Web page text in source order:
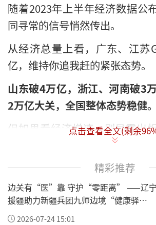
随着2023年上半年经济数据公
同寻常的信号悄然传出。
从经济总量上看，广东、江苏
亿，维持你追我赶的紧张态势。
山东破4万亿，浙江、河南破3
2万亿大关，全国整体态势稳健。
但如果看经济增速，则显露出
点击查看全文(剩余96
精彩推荐
边关有“医”靠 守护“零距离” ——辽宁
援疆助力新疆兵团九师边境“健康驿
站”建设纪实
2026-07-24 15:01